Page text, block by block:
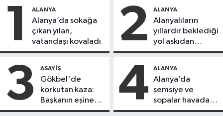
1 ALANYA
Alanya’da sokağa
çıkan yılan,
vatandaşı kovaladı
2 ALANYA
Alanyalıların
yıllardır beklediği
yol askıdan
döndü
3 ASAYIŞ
Gökbel'de
korkutan kaza:
Başkanın eşine
motosiklet çarptı
4 ALANYA
Alanya’da
şemsiye ve
sopalar havada
uçuştu